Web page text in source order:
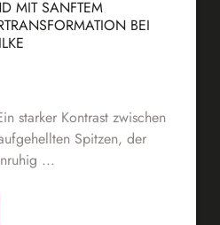
MIT SANFTEM
BEI
starker Kontrast zwischen
Spitzen, der
...